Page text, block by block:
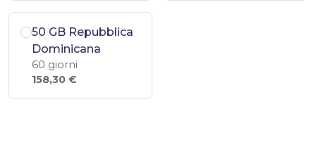
50 GB Repubblica
Dominicana
60 giorni
158,30 €